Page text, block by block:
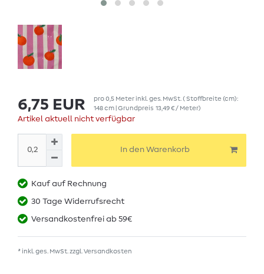
6,75 EUR pro0,5 Meterinkl. ges. MwSt. ( Stoffbreite (cm):
148 cm | Grundpreis 13,49 € / Meter)
Artikel aktuell nicht verfügbar
In den Warenkorb
Kauf auf Rechnung
30 Tage Widerrufsrecht
Versandkostenfrei ab 59€
* inkl. ges. MwSt. zzgl. Versandkosten